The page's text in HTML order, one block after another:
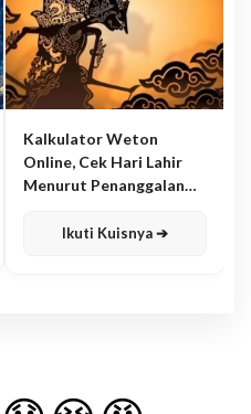
Kalkulator Weton
Online, Cek Hari Lahir
Menurut Penanggalan
Ikuti Kuisnya ➔